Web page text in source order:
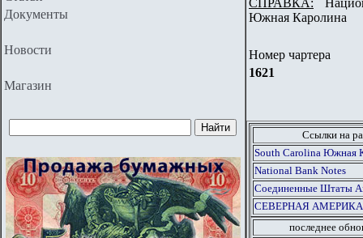
Документы
Новости
Магазин
СПРАВКА:
Южная Каролина
Номер чартера
1621
Ссылки на
South Carolina Южная
National Bank Notes
Соединенные Штаты
СЕВЕРНАЯ АМЕРИКА
последнее